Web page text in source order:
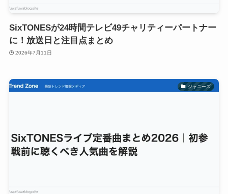
SixTONESが24時間テレビ49チャリティーパートナー
に！放送日と注目点まとめ
2026年7月11日
ジャニーズ